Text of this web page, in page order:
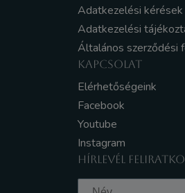
Adatkezelési kérések
Adatkezelési
Általános szerződési
KAPCSOLAT
Elérhetőségeink
Facebook
Youtube
Instagram
HÍRLEVÉL